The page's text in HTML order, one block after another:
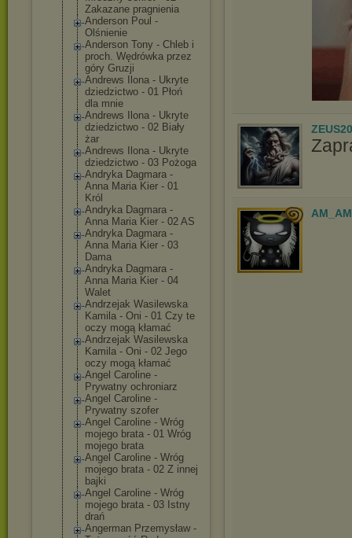
Zakazane pragnienia
Anderson Poul -
Olśnienie
Anderson Tony - Chleb i
proch. Wędrówka przez
góry Gruzji
Andrews Ilona - Ukryte
dziedzictwo - 01 Płoń
dla mnie
Andrews Ilona - Ukryte
dziedzictwo - 02 Biały
żar
Andrews Ilona - Ukryte
dziedzictwo - 03 Pożoga
Andryka Dagmara -
Anna Maria Kier - 01
Król
Andryka Dagmara -
Anna Maria Kier - 02 AS
Andryka Dagmara -
Anna Maria Kier - 03
Dama
Andryka Dagmara -
Anna Maria Kier - 04
Walet
Andrzejak Wasilewska
Kamila - Oni - 01 Czy te
oczy mogą kłamać
Andrzejak Wasilewska
Kamila - Oni - 02 Jego
oczy mogą kłamać
Angel Caroline -
Prywatny ochroniarz
Angel Caroline -
Prywatny szofer
Angel Caroline - Wróg
mojego brata - 01 Wróg
mojego brata
Angel Caroline - Wróg
mojego brata - 02 Z innej
bajki
Angel Caroline - Wróg
mojego brata - 03 Istny
drań
Angerman Przemysław -
AM_AM